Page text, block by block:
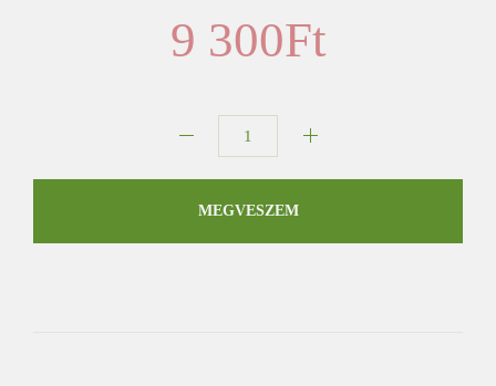
9 300Ft
virágszirom
MEGVESZEM